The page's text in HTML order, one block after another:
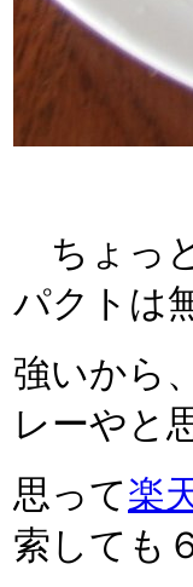
ちょっ
パクトは
強いから
レーやと
思って楽
索しても